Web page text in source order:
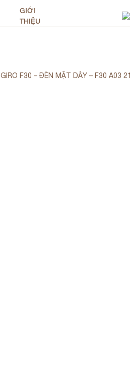
GIỚI
THIỆU
GIRO F30 – ĐÈN MẶT DÂY – F30 A03 21